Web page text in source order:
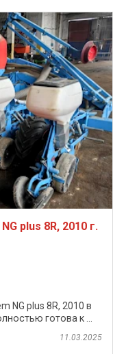
plus 8R, 2010 г.
NG plus 8R, 2010 в
готова к ...
11.03.2025